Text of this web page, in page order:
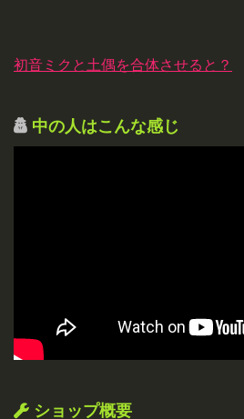
初音ミクと土偶を合体させると？
中の人はこんな感じ
ショップ概要